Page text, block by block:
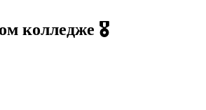
колледже 🎖